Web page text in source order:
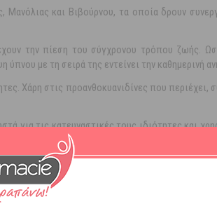
και Βιβούρνου, τα οποία δρουν
την πίεση του σύγχρονου τρόπου ζωής.
με τη σειρά της εντείνει την καθημερινή
Χάρη στις προανθοκυανιδίνες που
για τις κατευναστικές τους ιδιότητες και
συνδέεται με τις ηρεμιστικές του